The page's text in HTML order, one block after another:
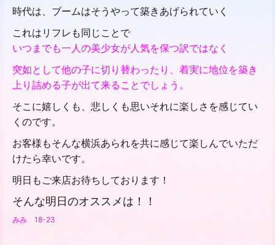
時代は、ブームはそうやって築きあげられていく
これはリフレも同じことで
いつまでも一人の美少女が人気を保つ訳ではなく
突如として他の子に切り替わったり、着実に地位を築き
上り詰める子が出て来ることでしょう。
そこに嬉しくも、悲しくも思いそれに楽しさを感じてい
くのです。
お客様もそんな横浜あられを共に感じて楽しんでいただ
けたら幸いです。
明日もご来店お待ちしております！
そんな明日のオススメは！！
みみ 18-23